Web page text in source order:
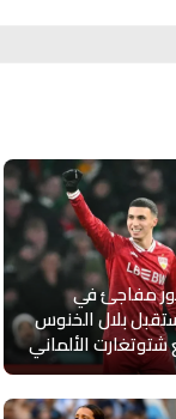
مفاجئ في
بلال الخنوس
الألماني